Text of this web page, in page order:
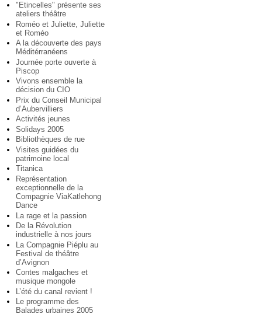
"Etincelles" présente ses
ateliers théâtre
Roméo et Juliette, Juliette
et Roméo
A la découverte des pays
Méditérranéens
Journée porte ouverte à
Piscop
Vivons ensemble la
décision du CIO
Prix du Conseil Municipal
d’Aubervilliers
Activités jeunes
Solidays 2005
Bibliothèques de rue
Visites guidées du
patrimoine local
Titanica
Représentation
exceptionnelle de la
Compagnie ViaKatlehong
Dance
La rage et la passion
De la Révolution
industrielle à nos jours
La Compagnie Piéplu au
Festival de théâtre
d’Avignon
Contes malgaches et
musique mongole
L’été du canal revient !
Le programme des
Balades urbaines 2005